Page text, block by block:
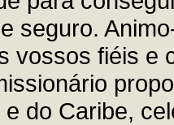
seguro.
vossos fiéis e
do Caribe,